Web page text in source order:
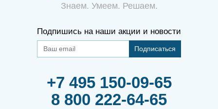
Знаем. Умеем. Решаем.
Подпишись на наши акции и новости
Подписаться
+7 495 150-09-65
8 800 222-64-65